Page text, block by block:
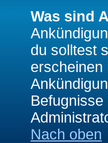
Was sind
du solltest
erscheinen
Nach oben